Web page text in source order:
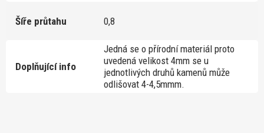
Šíře průtahu 0,8
Doplňující info
Jedná se o přírodní materiál proto
uvedená velikost 4mm se u
jednotlivých druhů kamenů může
odlišovat 4-4,5mmm.